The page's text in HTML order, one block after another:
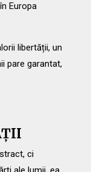
Europa
libertății, un
pare garantat,
ci